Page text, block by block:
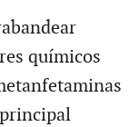
químicos